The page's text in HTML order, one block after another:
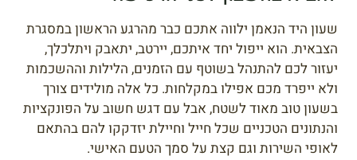
שעון היד הנאמן ילווה אתכם כבר מהרגע הראשון במסגרת
הצבאית. הוא ייפול יחד איתכם, יירטב, יתאבק ויתלכלך,
יעזור לכם להתנהל בשוטף עם הזמנים, הלילות וההשכמות
ולא ייפרד מכם אפילו במקלחות. כל אלה מולידים צורך
בשעון טוב מאוד לשטח, אבל עם דגש חשוב על הפונקציות
והנתונים הטכניים שכל חייל וחיילת יזדקקו להם בהתאם
לאופי השירות וגם קצת על סמך הטעם האישי.